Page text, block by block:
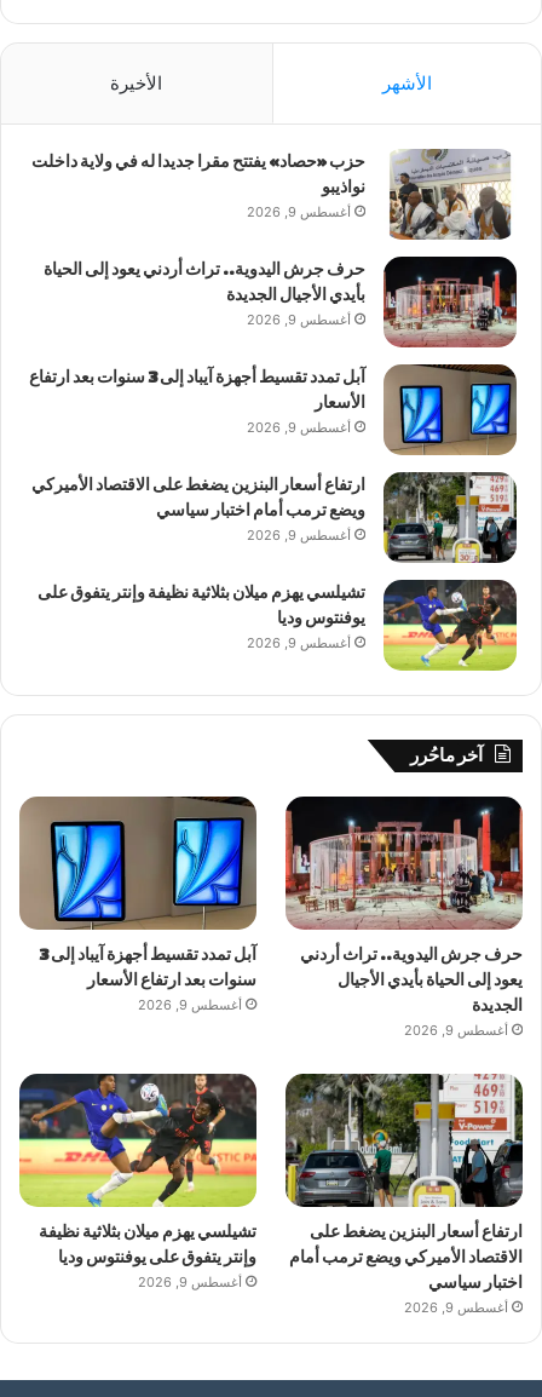
الأشهر الأخيرة
حزب «حصاد» يفتتح مقرا جديدا له في ولاية داخلت
نواذيبو
أغسطس 9, 2026
حرف جرش اليدوية.. تراث أردني يعود إلى الحياة
بأيدي الأجيال الجديدة
أغسطس 9, 2026
آبل تمدد تقسيط أجهزة آيباد إلى 3 سنوات بعد ارتفاع
الأسعار
أغسطس 9, 2026
ارتفاع أسعار البنزين يضغط على الاقتصاد الأميركي
ويضع ترمب أمام اختبار سياسي
أغسطس 9, 2026
تشيلسي يهزم ميلان بثلاثية نظيفة وإنتر يتفوق على
يوفنتوس وديا
أغسطس 9, 2026
آخر ماحُرر
حرف جرش اليدوية.. تراث أردني
يعود إلى الحياة بأيدي الأجيال
الجديدة
أغسطس 9, 2026
آبل تمدد تقسيط أجهزة آيباد إلى 3
سنوات بعد ارتفاع الأسعار
أغسطس 9, 2026
ارتفاع أسعار البنزين يضغط على
الاقتصاد الأميركي ويضع ترمب أمام
اختبار سياسي
أغسطس 9, 2026
تشيلسي يهزم ميلان بثلاثية نظيفة
وإنتر يتفوق على يوفنتوس وديا
أغسطس 9, 2026